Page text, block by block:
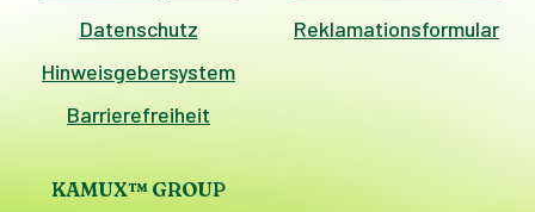
Datenschutz
Hinweisgebersystem
Barrierefreiheit
Reklamationsformular
KAMUX™ GROUP